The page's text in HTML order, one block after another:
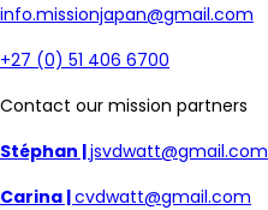
info.missionjapan@gmail.com
+27 (0) 51 406 6700
Contact our mission partners
Stéphan |jsvdwatt@gmail.com
Carina |cvdwatt@gmail.com